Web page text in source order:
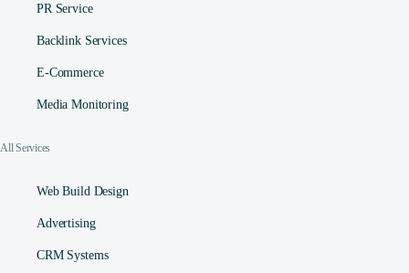
PR Service
Backlink Services
E-Commerce
Media Monitoring
All Services
Web Build Design
Advertising
CRM Systems